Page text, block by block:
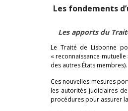
Les fondements
Les apports du
Le Traité de Lisbonne
« reconnaissance
des autres États membres).
Ces nouvelles mesures
les autorités judiciaires
procédures pour assurer